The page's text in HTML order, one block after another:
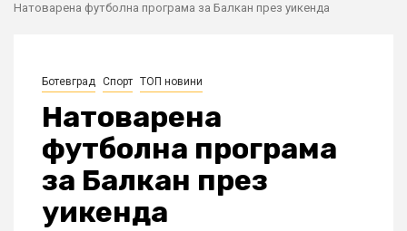
Натоварена футболна програма за Балкан през уикенда
Ботевград Спорт ТОП новини
Натоварена
футболна програма
за Балкан през
уикенда